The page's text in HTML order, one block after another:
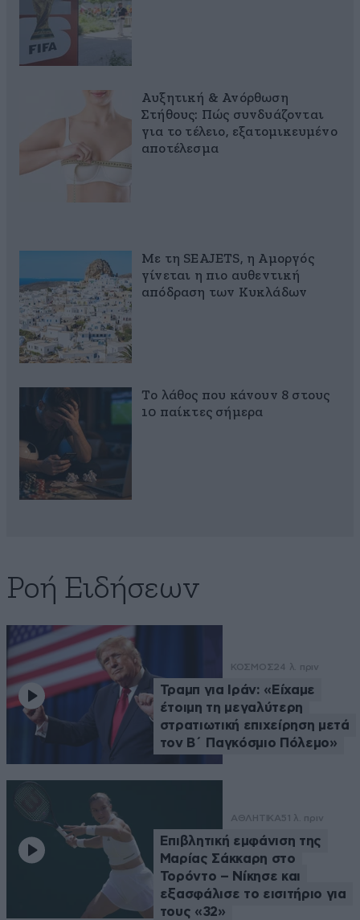
Αυξητική & Ανόρθωση
Στήθους: Πώς συνδυάζονται
για το τέλειο, εξατομικευμένο
αποτέλεσμα
Με τη SEAJETS, η Αμοργός
γίνεται η πιο αυθεντική
απόδραση των Κυκλάδων
Το λάθος που κάνουν 8 στους
10 παίκτες σήμερα
Ροή Ειδήσεων
ΚΟΣΜΟΣ24 λ. πριν
Τραμπ για Ιράν: «Είχαμε
έτοιμη τη μεγαλύτερη
στρατιωτική επιχείρηση μετά
τον Β΄ Παγκόσμιο Πόλεμο»
ΑΘΛΗΤΙΚΑ51 λ. πριν
Επιβλητική εμφάνιση της
Μαρίας Σάκκαρη στο
Τορόντο – Νίκησε και
εξασφάλισε το εισιτήριο για
τους «32»